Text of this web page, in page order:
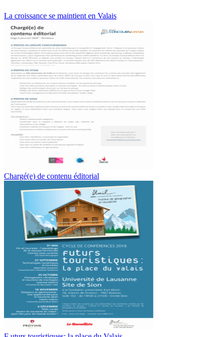
La croissance se maintient en Valais
Chargé(e) de contenu éditorial